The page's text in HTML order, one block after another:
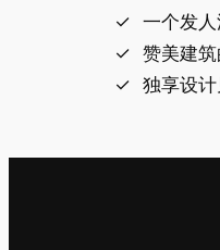
一个发人
赞美建筑
独享设计